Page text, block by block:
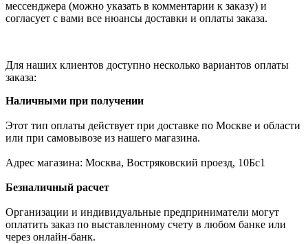
мессенджера (можно указать в комментарии к заказу) и
согласует с вами все нюансы доставки и оплаты заказа.
Для наших клиентов доступно несколько вариантов оплаты
заказа:
Наличными при получении
Этот тип оплаты действует при доставке по Москве и области
или при самовывозе из нашего магазина.
Адрес магазина: Москва, Востряковский проезд, 10Бс1
Безналичный расчет
Организации и индивидуальные предприниматели могут
оплатить заказ по выставленному счету в любом банке или
через онлайн-банк.